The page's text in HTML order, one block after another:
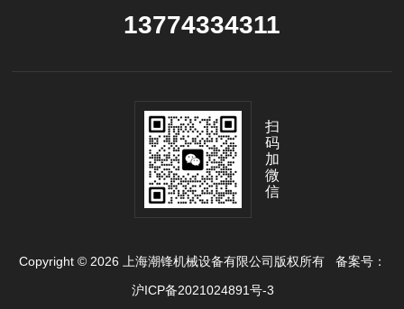
13774334311
扫
码
加
微
信
Copyright © 2026 上海潮锋机械设备有限公司版权所有备案号：
沪ICP备2021024891号-3